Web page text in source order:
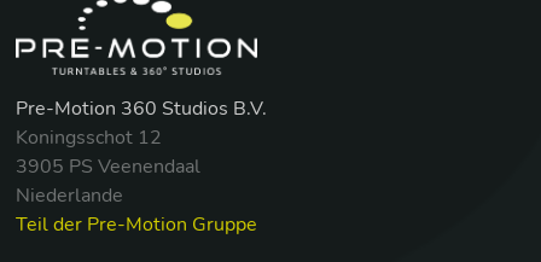
Pre-Motion 360 Studios B.V.
Koningsschot 12
3905 PS Veenendaal
Niederlande
Teil der Pre-Motion Gruppe